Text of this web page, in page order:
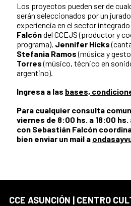
Los proyectos pueden ser de
serán seleccionados por un
experiencia en el sector
Falcóndel CCEJS (productor y
programa), Jennifer Hicks
Stefania Ramos(música y
Torres(músico, técnico en
argentino).
Ingresa a las bases,
Para cualquier consulta
viernes de 8:00 hs. a 18:00 hs.
con Sebastián Falcón
bien enviar un mail a
CCE ASUNCIÓN | CENTRO